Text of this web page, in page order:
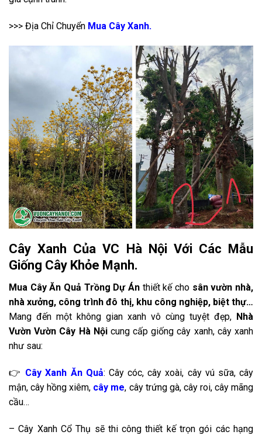
>>> Địa Chỉ Chuyển Mua Cây Xanh.
Cây Xanh Của VC Hà Nội Với Các Mẫu
Giống Cây Khỏe Mạnh.
Mua Cây Ăn Quả Trồng Dự Án thiết kế cho sân vườn nhà,
nhà xưởng, công trình đô thị, khu công nghiệp, biệt thự…
Mang đến một không gian xanh vô cùng tuyệt đẹp, Nhà
Vườn Vườn Cây Hà Nộicung cấp giống cây xanh, cây xanh
như sau:
👉 Cây Xanh Ăn Quả: Cây cóc, cây xoài, cây vú sữa, cây
mận, cây hồng xiêm, cây me, cây trứng gà, cây roi, cây mãng
cầu…
– Cây Xanh Cổ Thụ sẽ thi công thiết kế trọn gói các hạng